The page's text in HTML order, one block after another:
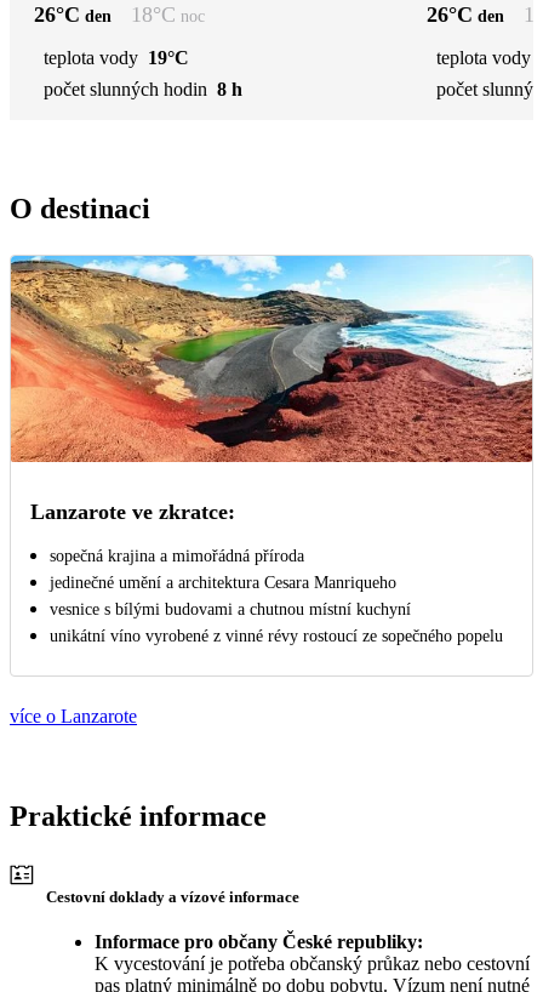
26°C den 18°C noc
teplota vody 19°C
počet slunných hodin 8 h
26°C den
teplota vody
počet
O destinaci
Lanzarote ve zkratce:
sopečná krajina a mimořádná příroda
jedinečné umění a architektura Cesara Manriqueho
vesnice s bílými budovami a chutnou místní kuchyní
unikátní víno vyrobené z vinné révy rostoucí ze sopečného popelu
více o Lanzarote
Praktické informace
Cestovní doklady a vízové informace
Informace pro občany České republiky:
K vycestování je potřeba občanský průkaz nebo cestovní
pas platný minimálně po dobu pobytu. Vízum není nutné